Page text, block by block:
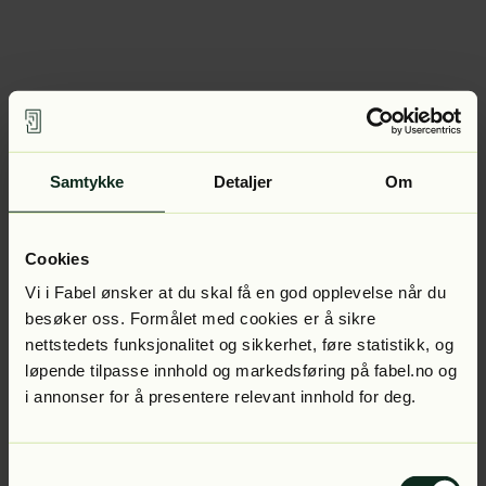
Samtykke Detaljer Om
Cookies
Vi i Fabel ønsker at du skal få en god opplevelse når du
besøker oss. Formålet med cookies er å sikre
nettstedets funksjonalitet og sikkerhet, føre statistikk, og
løpende tilpasse innhold og markedsføring på fabel.no og
i annonser for å presentere relevant innhold for deg.